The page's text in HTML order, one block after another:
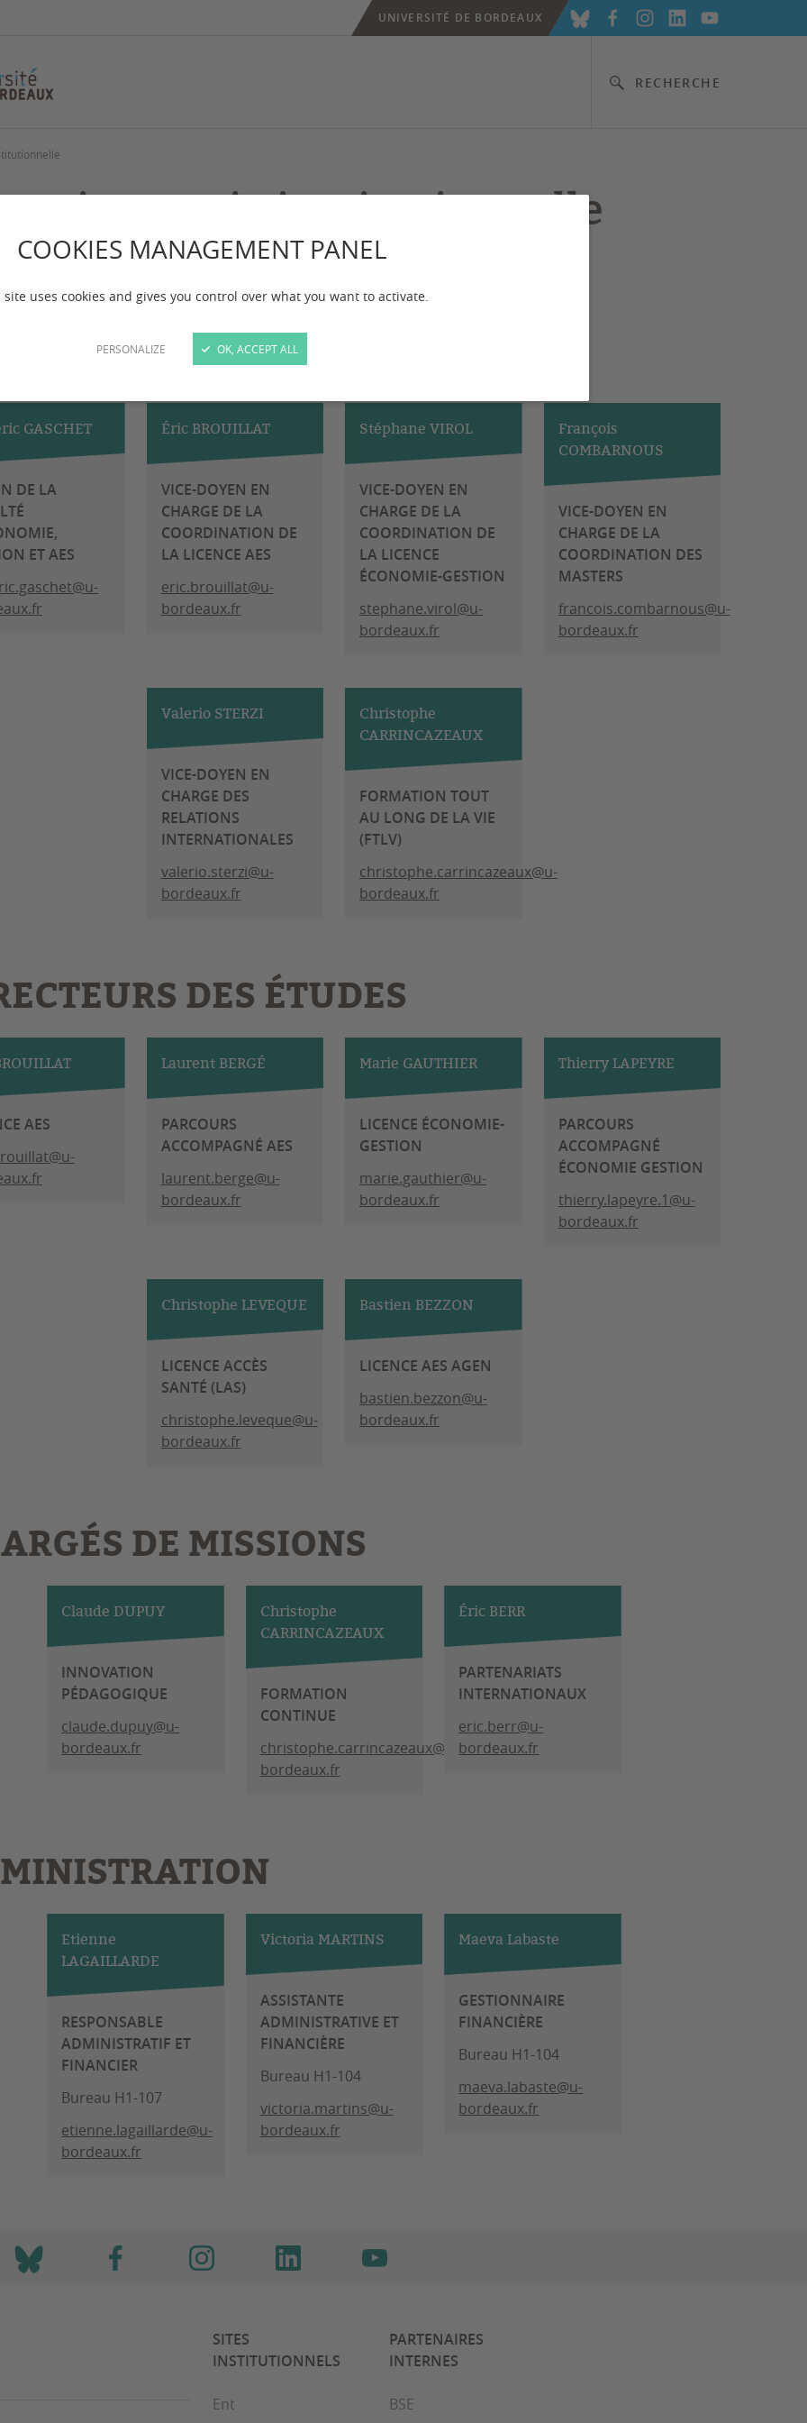
COOKIES MANAGEMENT PANEL
site uses cookies and gives you control over what you want to activate.
PERSONALIZE OK, ACCEPT ALL
RECHERCHE
UNIVERSITÉ DE BORDEAUX
et vie institutionnelle
ET VICE-DOYENS
GASCHET
DE LA
ET AES
Éric BROUILLAT
VICE-DOYEN EN
CHARGE DE LA
COORDINATION DE
LA LICENCE AES
eric.brouillat@u-
bordeaux.fr
Stéphane VIROL
VICE-DOYEN EN
CHARGE DE LA
COORDINATION DE
LA LICENCE
ÉCONOMIE-GESTION
stephane.virol@u-
bordeaux.fr
François
COMBARNOUS
VICE-DOYEN EN
CHARGE DE LA
COORDINATION DES
MASTERS
francois.combarnous@u-
bordeaux.fr
Valerio STERZI
VICE-DOYEN EN
CHARGE DES
RELATIONS
INTERNATIONALES
valerio.sterzi@u-
bordeaux.fr
Christophe
CARRINCAZEAUX
FORMATION TOUT
AU LONG DE LA VIE
(FTLV)
christophe.carrincazeaux@u-
bordeaux.fr
DES ÉTUDES
AES
Laurent BERGÉ
PARCOURS
ACCOMPAGNÉ AES
laurent.berge@u-
bordeaux.fr
Marie GAUTHIER
LICENCE ÉCONOMIE-
GESTION
marie.gauthier@u-
bordeaux.fr
Thierry LAPEYRE
PARCOURS
ACCOMPAGNÉ
ÉCONOMIE GESTION
thierry.lapeyre.1@u-
bordeaux.fr
Christophe LEVEQUE
LICENCE ACCÈS
SANTÉ (LAS)
christophe.leveque@u-
bordeaux.fr
Bastien BEZZON
LICENCE AES AGEN
bastien.bezzon@u-
bordeaux.fr
DE MISSIONS
Claude DUPUY
INNOVATION
PÉDAGOGIQUE
claude.dupuy@u-
bordeaux.fr
Christophe
CARRINCAZEAUX
FORMATION
CONTINUE
christophe.carrincazeaux@u-
bordeaux.fr
Éric BERR
PARTENARIATS
INTERNATIONAUX
eric.berr@u-
bordeaux.fr
Etienne
LAGAILLARDE
RESPONSABLE
ADMINISTRATIF ET
FINANCIER
Bureau H1-107
etienne.lagaillarde@u-
bordeaux.fr
Victoria MARTINS
ASSISTANTE
ADMINISTRATIVE ET
FINANCIÈRE
Bureau H1-104
victoria.martins@u-
bordeaux.fr
Maeva Labaste
GESTIONNAIRE
FINANCIÈRE
Bureau H1-104
maeva.labaste@u-
bordeaux.fr
SITES
INSTITUTIONNELS
Ent
PARTENAIRES
INTERNES
BSE